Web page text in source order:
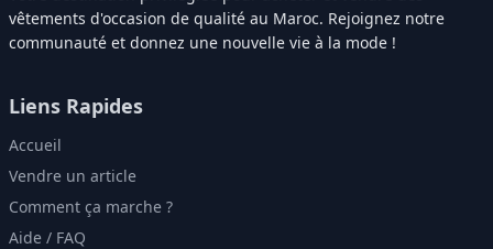
vêtements d'occasion de qualité au Maroc. Rejoignez notre
communauté et donnez une nouvelle vie à la mode !
Liens Rapides
Accueil
Vendre un article
Comment ça marche ?
Aide / FAQ